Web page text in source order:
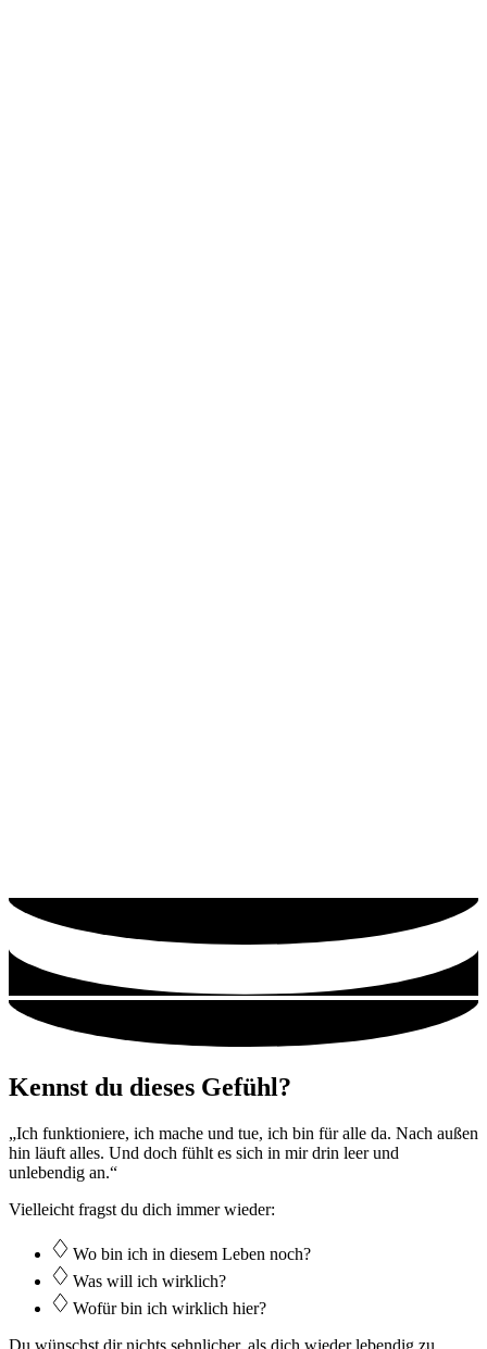
Kennst du dieses Gefühl?
„Ich funktioniere, ich mache und tue, ich bin für alle da. Nach außen
hin läuft alles. Und doch fühlt es sich in mir drin leer und
unlebendig an.“
Vielleicht fragst du dich immer wieder:
Wo bin ich in diesem Leben noch?
Was will ich wirklich?
Wofür bin ich wirklich hier?
Du wünschst dir nichts sehnlicher, als dich wieder lebendig zu